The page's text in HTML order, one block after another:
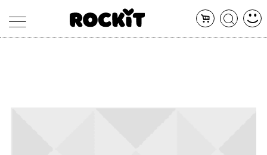
CONCERTI